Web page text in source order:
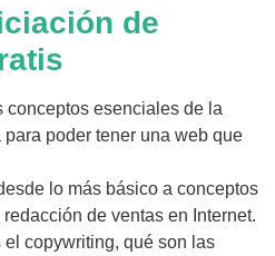
de
conceptos esenciales de la
poder tener una web que
lo más básico a conceptos
de ventas en Internet.
el copywriting, qué son las